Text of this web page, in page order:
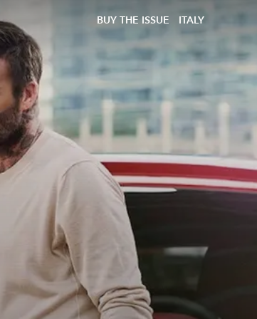
BUY THE ISSUE ITALY